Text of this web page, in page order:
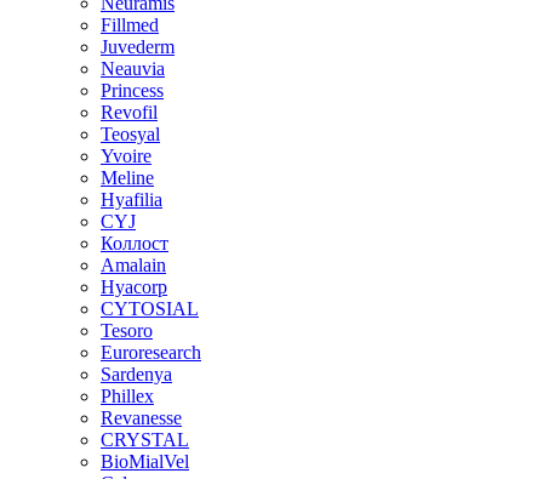
Fillmed
Juvederm
Neauvia
Princess
Revofil
Teosyal
Yvoire
Meline
Hyafilia
CYJ
Коллост
Amalain
Hyacorp
CYTOSIAL
Tesoro
Euroresearch
Sardenya
Phillex
Revanesse
CRYSTAL
BioMialVel